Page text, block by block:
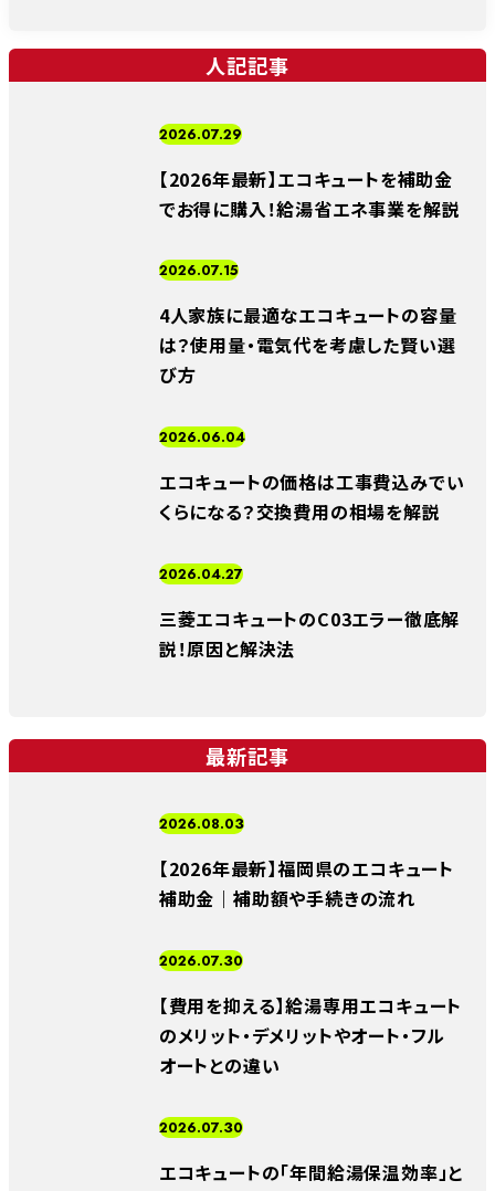
人記記事
2026.07.29
【2026年最新】エコキュートを補助金
でお得に購入！給湯省エネ事業を解説
2026.07.15
4人家族に最適なエコキュートの容量
は？使用量・電気代を考慮した賢い選
び方
2026.06.04
エコキュートの価格は工事費込みでい
くらになる？交換費用の相場を解説
2026.04.27
三菱エコキュートのC03エラー徹底解
説！原因と解決法
最新記事
2026.08.03
【2026年最新】福岡県のエコキュート
補助金｜補助額や手続きの流れ
2026.07.30
【費用を抑える】給湯専用エコキュート
のメリット・デメリットやオート・フル
オートとの違い
2026.07.30
エコキュートの「年間給湯保温効率」と